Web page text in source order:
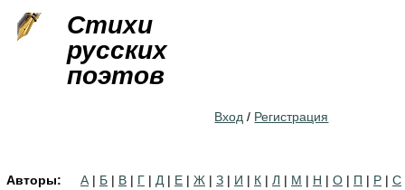
Стихи
русских
поэтов
Вход / Регистрация
Авторы: А | Б | В | Г | Д | Е | Ж | З | И | К | Л | М | Н | О | П | Р | С